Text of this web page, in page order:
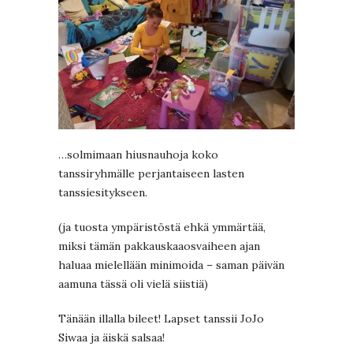
…solmimaan hiusnauhoja koko
tanssiryhmälle perjantaiseen lasten
tanssiesitykseen.
(ja tuosta ympäristöstä ehkä ymmärtää,
miksi tämän pakkauskaaosvaiheen ajan
haluaa mielellään minimoida – saman päivän
aamuna tässä oli vielä siistiä)
Tänään illalla bileet! Lapset tanssii JoJo
Siwaa ja äiskä salsaa!